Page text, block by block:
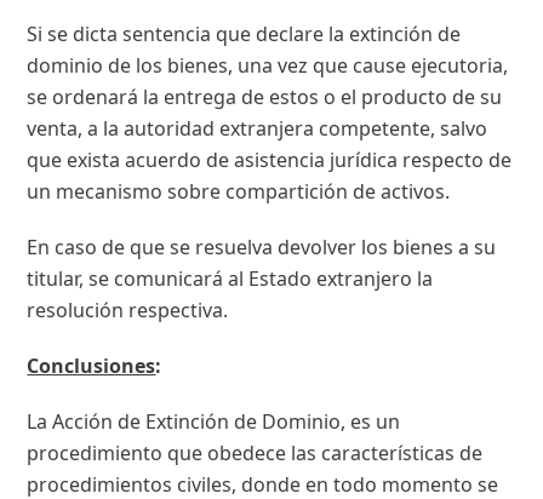
Si se dicta sentencia que declare la extinción de
dominio de los bienes, una vez que cause ejecutoria,
se ordenará la entrega de estos o el producto de su
venta, a la autoridad extranjera competente, salvo
que exista acuerdo de asistencia jurídica respecto de
un mecanismo sobre compartición de activos.
En caso de que se resuelva devolver los bienes a su
titular, se comunicará al Estado extranjero la
resolución respectiva.
Conclusiones:
La Acción de Extinción de Dominio, es un
procedimiento que obedece las características de
procedimientos civiles, donde en todo momento se